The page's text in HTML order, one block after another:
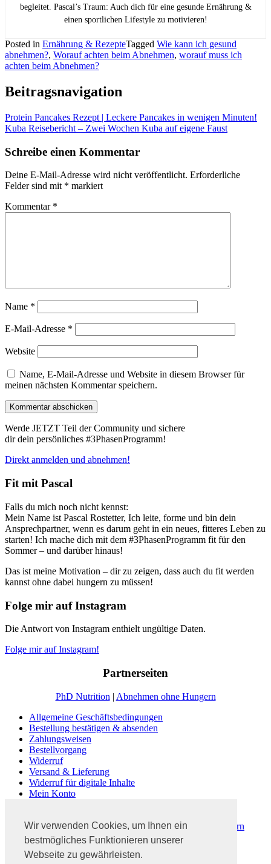
Wir verwenden Cookies, um Ihnen ein
bestmögliches Funktionieren unserer
Webseite zu gewährleisten.
begleitet. Pascal’s Traum: Auch dich für eine gesunde Ernährung &
einen sportlichen Lifestyle zu motivieren!
Posted in Ernährung & RezepteTagged Wie kann ich gesund
abnehmen?, Worauf achten beim Abnehmen, worauf muss ich
achten beim Abnehmen?
Beitragsnavigation
Protein Pancakes Rezept | Leckere Pancakes in wenigen Minuten!
Kuba Reisebericht – Zwei Wochen Kuba auf eigene Faust
Schreibe einen Kommentar
Deine E-Mail-Adresse wird nicht veröffentlicht. Erforderliche
Felder sind mit * markiert
Kommentar *
Name *
E-Mail-Adresse *
Website
Name, E-Mail-Adresse und Website in diesem Browser für
meinen nächsten Kommentar speichern.
Werde JETZT Teil der Community und sichere
dir dein persönliches #3PhasenProgramm!
Direkt anmelden und abnehmen!
Fit mit Pascal
Falls du mich noch nicht kennst:
Mein Name ist Pascal Rostetter, Ich leite, forme und bin dein
Ansprechpartner, wenn es darum geht in ein neues, fitteres Leben zu
starten! Ich mache dich mit dem #3PhasenProgramm fit für den
Sommer – und darüber hinaus!
Das ist meine Motivation – dir zu zeigen, dass auch du fit werden
kannst ohne dabei hungern zu müssen!
Folge mir auf Instagram
Die Antwort von Instagram enthielt ungültige Daten.
Folge mir auf Instagram!
Partnerseiten
PhD Nutrition | Abnehmen ohne Hungern
Allgemeine Geschäftsbedingungen
Bestellung bestätigen & absenden
Zahlungsweisen
Bestellvorgang
Widerruf
Versand & Lieferung
Widerruf für digitale Inhalte
Mein Konto
Dein #3PhasenProgramm | Abnehmen ohne zu Hungern
Fitness Blog Ratgeber
Abnehmen ohne zu hungern